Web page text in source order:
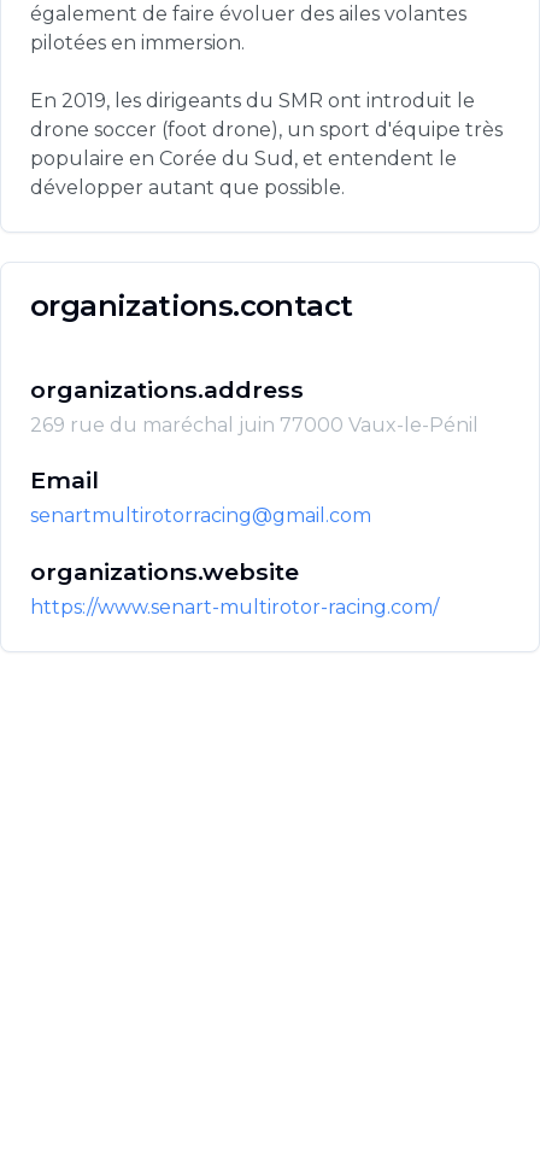
également de faire évoluer des ailes volantes
pilotées en immersion.
En 2019, les dirigeants du SMR ont introduit le
drone soccer (foot drone), un sport d'équipe très
populaire en Corée du Sud, et entendent le
développer autant que possible.
organizations.contact
organizations.address
269 rue du maréchal juin 77000 Vaux-le-Pénil
Email
senartmultirotorracing@gmail.com
organizations.website
https://www.senart-multirotor-racing.com/